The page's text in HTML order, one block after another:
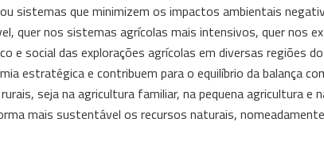
sistemas que minimizem os impactos ambientais
quer nos sistemas agrícolas mais intensivos, quer nos
e social das explorações agrícolas em diversas regiões
estratégica e contribuem para o equilíbrio da balança
seja na agricultura familiar, na pequena agricultura e
mais sustentável os recursos naturais,